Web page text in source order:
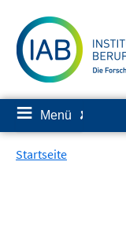
zum
Inhalt
≡ Menü ✘
Startseite